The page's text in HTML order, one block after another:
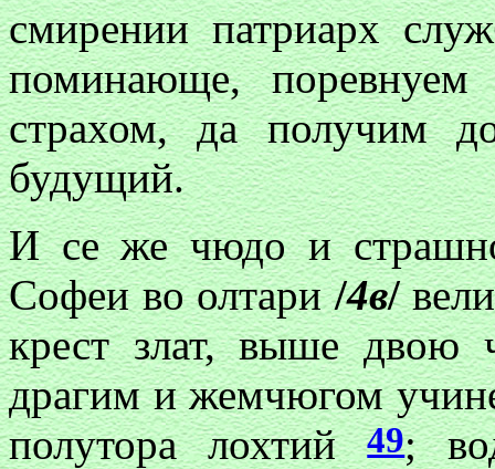
смирении патриарх
поминающе,
страхом, да получим
будущий.
И се же чюдо и
Софеиво олтари/4в/
крест злат, выше двою
драгим и жемчюгом
полутора лохтий49;